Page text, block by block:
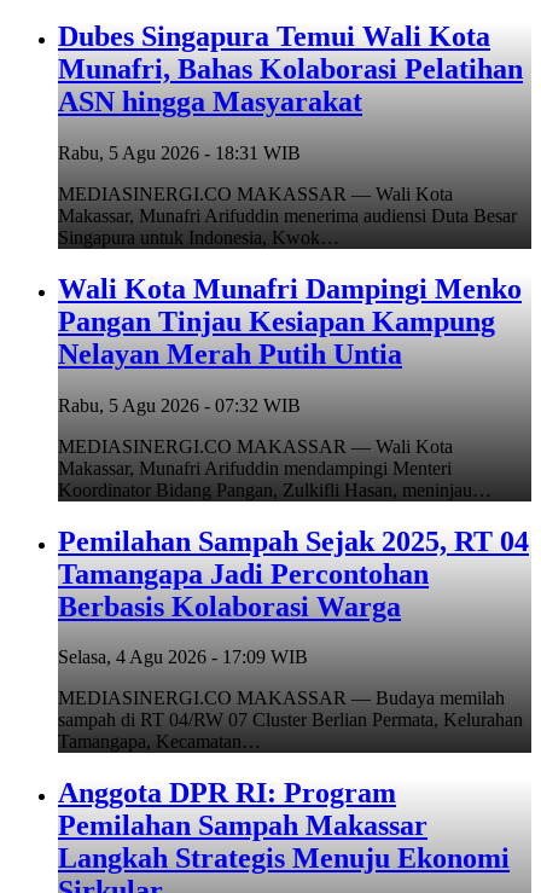
Dubes Singapura Temui Wali Kota
Munafri, Bahas Kolaborasi Pelatihan
ASN hingga Masyarakat
Rabu, 5 Agu 2026 - 18:31 WIB
MEDIASINERGI.CO MAKASSAR — Wali Kota
Makassar, Munafri Arifuddin menerima audiensi Duta Besar
Singapura untuk Indonesia, Kwok…
Wali Kota Munafri Dampingi Menko
Pangan Tinjau Kesiapan Kampung
Nelayan Merah Putih Untia
Rabu, 5 Agu 2026 - 07:32 WIB
MEDIASINERGI.CO MAKASSAR — Wali Kota
Makassar, Munafri Arifuddin mendampingi Menteri
Koordinator Bidang Pangan, Zulkifli Hasan, meninjau…
Pemilahan Sampah Sejak 2025, RT 04
Tamangapa Jadi Percontohan
Berbasis Kolaborasi Warga
Selasa, 4 Agu 2026 - 17:09 WIB
MEDIASINERGI.CO MAKASSAR — Budaya memilah
sampah di RT 04/RW 07 Cluster Berlian Permata, Kelurahan
Tamangapa, Kecamatan…
Anggota DPR RI: Program
Pemilahan Sampah Makassar
Langkah Strategis Menuju Ekonomi